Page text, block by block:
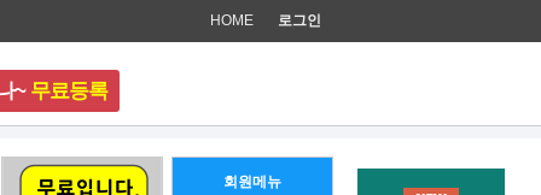
로그인
HOME
~ 무료등록
회원메뉴